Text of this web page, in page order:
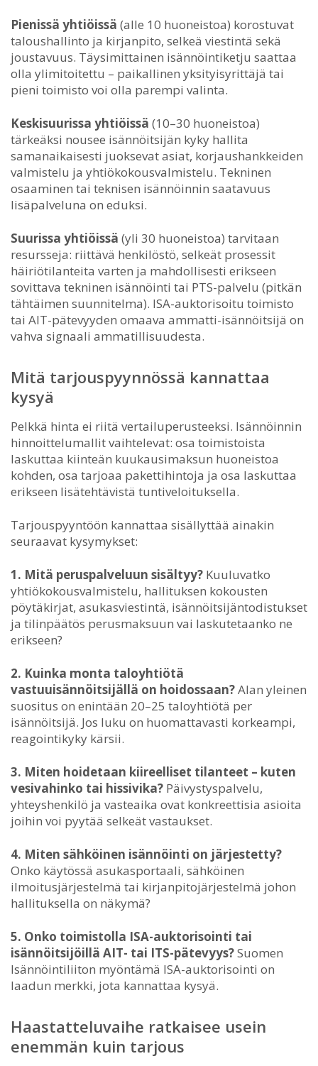
Pienissä yhtiöissä (alle 10 huoneistoa) korostuvat
taloushallinto ja kirjanpito, selkeä viestintä sekä
joustavuus. Täysimittainen isännöintiketju saattaa
olla ylimitoitettu – paikallinen yksityisyrittäjä tai
pieni toimisto voi olla parempi valinta.
Keskisuurissa yhtiöissä (10–30 huoneistoa)
tärkeäksi nousee isännöitsijän kyky hallita
samanaikaisesti juoksevat asiat, korjaushankkeiden
valmistelu ja yhtiökokousvalmistelu. Tekninen
osaaminen tai teknisen isännöinnin saatavuus
lisäpalveluna on eduksi.
Suurissa yhtiöissä (yli 30 huoneistoa) tarvitaan
resursseja: riittävä henkilöstö, selkeät prosessit
häiriötilanteita varten ja mahdollisesti erikseen
sovittava tekninen isännöinti tai PTS-palvelu (pitkän
tähtäimen suunnitelma). ISA-auktorisoitu toimisto
tai AIT-pätevyyden omaava ammatti-isännöitsijä on
vahva signaali ammatillisuudesta.
Mitä tarjouspyynnössä kannattaa
kysyä
Pelkkä hinta ei riitä vertailuperusteeksi. Isännöinnin
hinnoittelumallit vaihtelevat: osa toimistoista
laskuttaa kiinteän kuukausimaksun huoneistoa
kohden, osa tarjoaa pakettihintoja ja osa laskuttaa
erikseen lisätehtävistä tuntiveloituksella.
Tarjouspyyntöön kannattaa sisällyttää ainakin
seuraavat kysymykset:
1. Mitä peruspalveluun sisältyy? Kuuluvatko
yhtiökokousvalmistelu, hallituksen kokousten
pöytäkirjat, asukasviestintä, isännöitsijäntodistukset
ja tilinpäätös perusmaksuun vai laskutetaanko ne
erikseen?
2. Kuinka monta taloyhtiötä
vastuuisännöitsijällä on hoidossaan?Alan yleinen
suositus on enintään 20–25 taloyhtiötä per
isännöitsijä. Jos luku on huomattavasti korkeampi,
reagointikyky kärsii.
3. Miten hoidetaan kiireelliset tilanteet – kuten
vesivahinko tai hissivika? Päivystyspalvelu,
yhteyshenkilö ja vasteaika ovat konkreettisia asioita
joihin voi pyytää selkeät vastaukset.
4. Miten sähköinen isännöinti on järjestetty?
Onko käytössä asukasportaali, sähköinen
ilmoitusjärjestelmä tai kirjanpitojärjestelmä johon
hallituksella on näkymä?
5. Onko toimistolla ISA-auktorisointi tai
isännöitsijöillä AIT- tai ITS-pätevyys?Suomen
Isännöintiliiton myöntämä ISA-auktorisointi on
laadun merkki, jota kannattaa kysyä.
Haastatteluvaihe ratkaisee usein
enemmän kuin tarjous